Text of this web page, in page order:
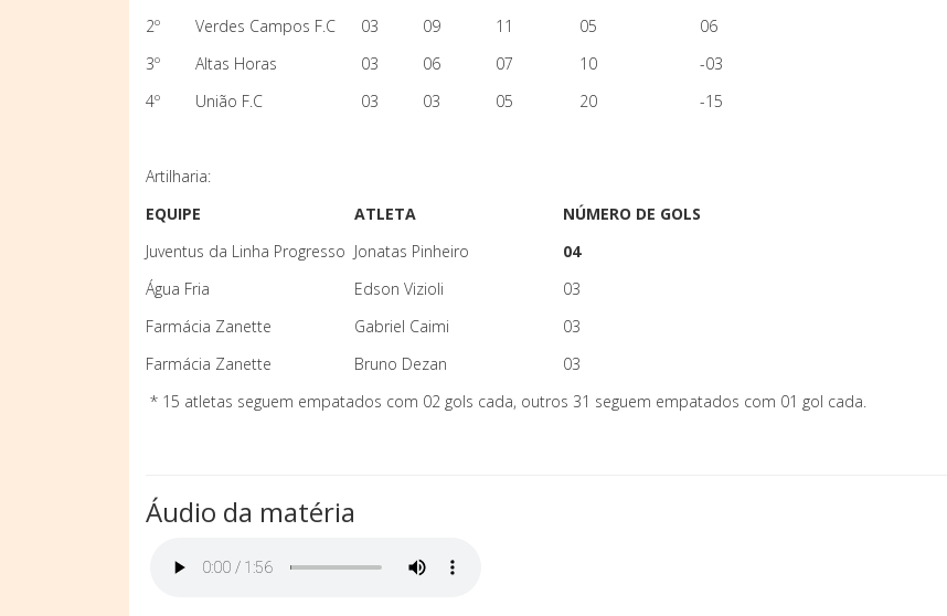
2º Verdes Campos F.C 03 09 11 05
06
3º
Altas Horas 03 06 07 10
-03
4º
União F.C 03 03 05 20 -15
Artilharia:
EQUIPE
ATLETA
NÚMERO DE GOLS
Juventus da Linha Progresso Jonatas Pinheiro
04
Água Fria
Edson Vizioli
03
Farmácia Zanette
Gabriel Caimi
03
Farmácia Zanette
Bruno Dezan
03
* 15 atletas seguem empatados com 02 gols cada, outros 31 seguem empatados com 01 gol cada.
Áudio da matéria